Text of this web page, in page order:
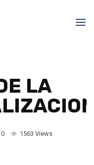
LA
0 1563 Views